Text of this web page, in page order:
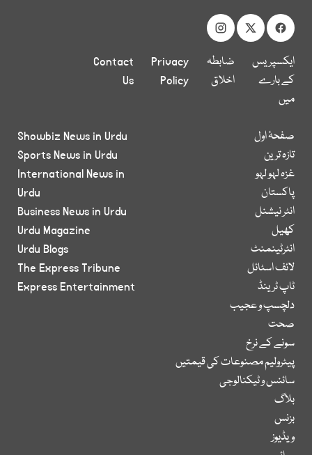
ایکسپریس
کے بارے
میں
ضابطہ
اخلاق
Privacy
Policy
Contact
Us
صفحۂ اول
تازہ ترین
غزہ لہو لہو
پاکستان
انٹر نیشنل
کھیل
انٹرٹینمنٹ
لائف اسٹائل
ٹاپ ٹرینڈ
دلچسپ و عجیب
صحت
سونے کے نرخ
پیٹرولیم مصنوعات کی قیمتیں
سائنس و ٹیکنالوجی
بلاگ
بزنس
ویڈیوز
Showbiz News in Urdu
Sports News in Urdu
International News in
Urdu
Business News in Urdu
Urdu Magazine
Urdu Blogs
The Express Tribune
Express Entertainment